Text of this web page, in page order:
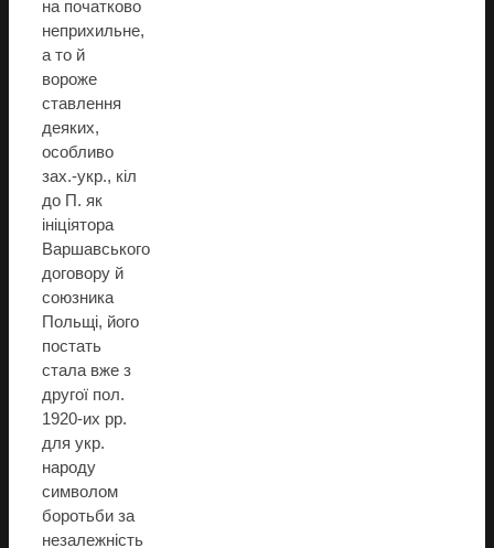
на початково
неприхильне,
а то й
вороже
ставлення
деяких,
особливо
зах.-укр., кіл
до П. як
ініціятора
Варшавського
договору й
союзника
Польщі, його
постать
стала вже з
другої пол.
1920-их рр.
для укр.
народу
символом
боротьби за
незалежність